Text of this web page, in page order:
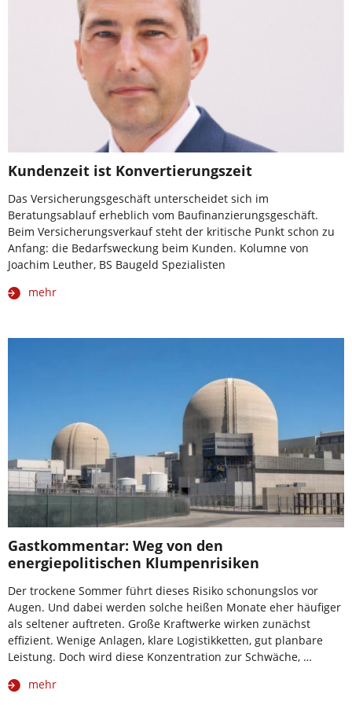
Kundenzeit ist Konvertierungszeit
Das Versicherungsgeschäft unterscheidet sich im
Beratungsablauf erheblich vom Baufinanzierungsgeschäft.
Beim Versicherungsverkauf steht der kritische Punkt schon zu
Anfang: die Bedarfsweckung beim Kunden. Kolumne von
Joachim Leuther, BS Baugeld Spezialisten
mehr
Gastkommentar: Weg von den
energiepolitischen Klumpenrisiken
Der trockene Sommer führt dieses Risiko schonungslos vor
Augen. Und dabei werden solche heißen Monate eher häufiger
als seltener auftreten. Große Kraftwerke wirken zunächst
effizient. Wenige Anlagen, klare Logistikketten, gut planbare
Leistung. Doch wird diese Konzentration zur Schwäche, …
mehr